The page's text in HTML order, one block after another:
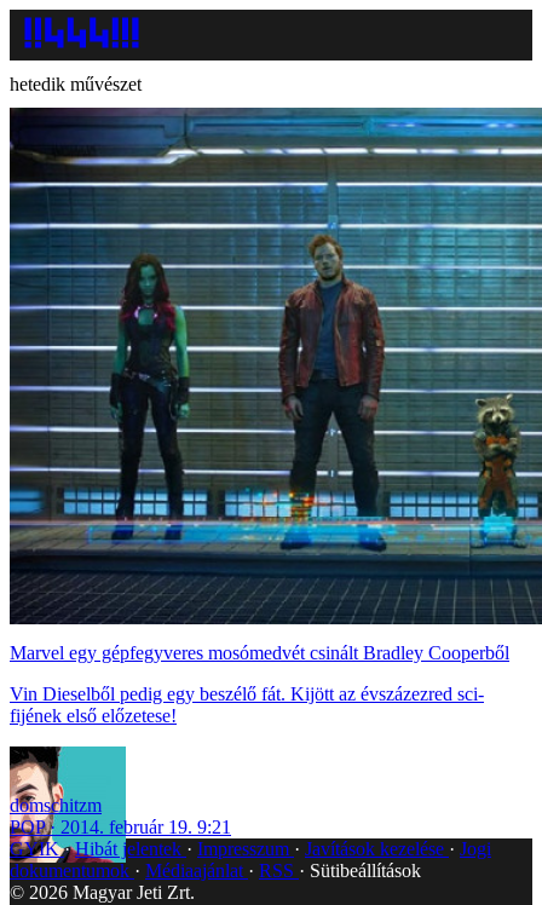
hetedik művészet
Marvel egy gépfegyveres mosómedvét csinált Bradley Cooperből
Vin Dieselből pedig egy beszélő fát. Kijött az évszázezred sci-
fijének első előzetese!
domschitzm
POP
2014. február 19. 9:21
GYIK Hibát jelentek Impresszum Javítások kezelése
Jogi
dokumentumok
Médiaajánlat RSS
Sütibeállítások
© 2026 Magyar Jeti Zrt.